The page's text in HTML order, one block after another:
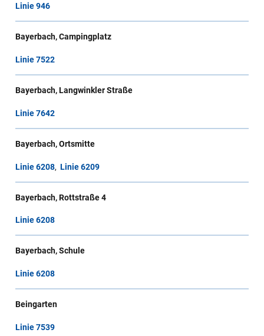
Linie 946
Bayerbach, Campingplatz
Linie 7522
Bayerbach, Langwinkler Straße
Linie 7642
Bayerbach, Ortsmitte
Linie 6208,Linie 6209
Bayerbach, Rottstraße 4
Linie 6208
Bayerbach, Schule
Linie 6208
Beingarten
Linie 7539